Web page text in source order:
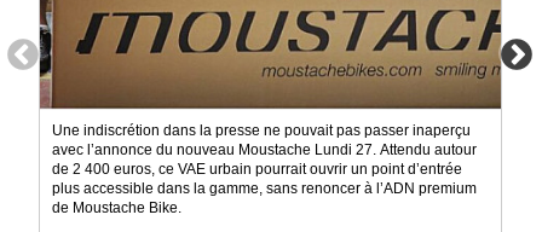
Une indiscrétion dans la presse ne pouvait pas passer inaperçu
avec l’annonce du nouveau Moustache Lundi 27. Attendu autour
de 2 400 euros, ce VAE urbain pourrait ouvrir un point d’entrée
plus accessible dans la gamme, sans renoncer à l’ADN premium
de Moustache Bike.